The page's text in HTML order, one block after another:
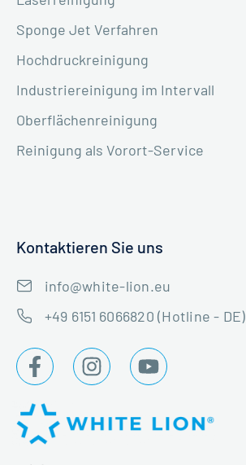
Sponge Jet Verfahren
Hochdruckreinigung
Industriereinigung im Intervall
Oberflächenreinigung
Reinigung als Vorort-Service
Kontaktieren Sie uns
info@white-lion.eu
+49 6151 6066820 (Hotline - DE)